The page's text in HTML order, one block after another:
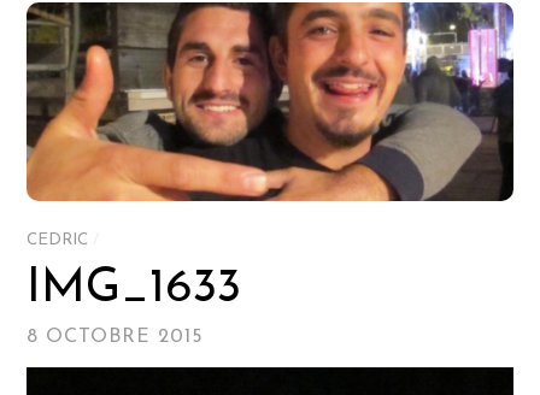
CEDRIC
IMG_1633
8 OCTOBRE 2015